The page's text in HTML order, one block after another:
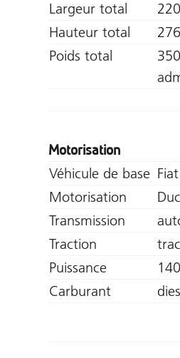
Largeur total
Hauteur total
Poids total
Motorisation
Véhicule de base Fiat
Motorisation
Transmission
Traction
Puissance
Carburant